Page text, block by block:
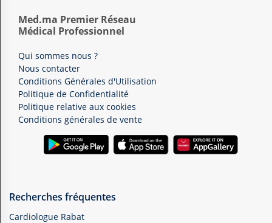
Med.ma Premier Réseau
Médical Professionnel
Qui sommes nous ?
Nous contacter
Conditions Générales d'Utilisation
Politique de Confidentialité
Politique relative aux cookies
Conditions générales de vente
Recherches fréquentes
Cardiologue Rabat